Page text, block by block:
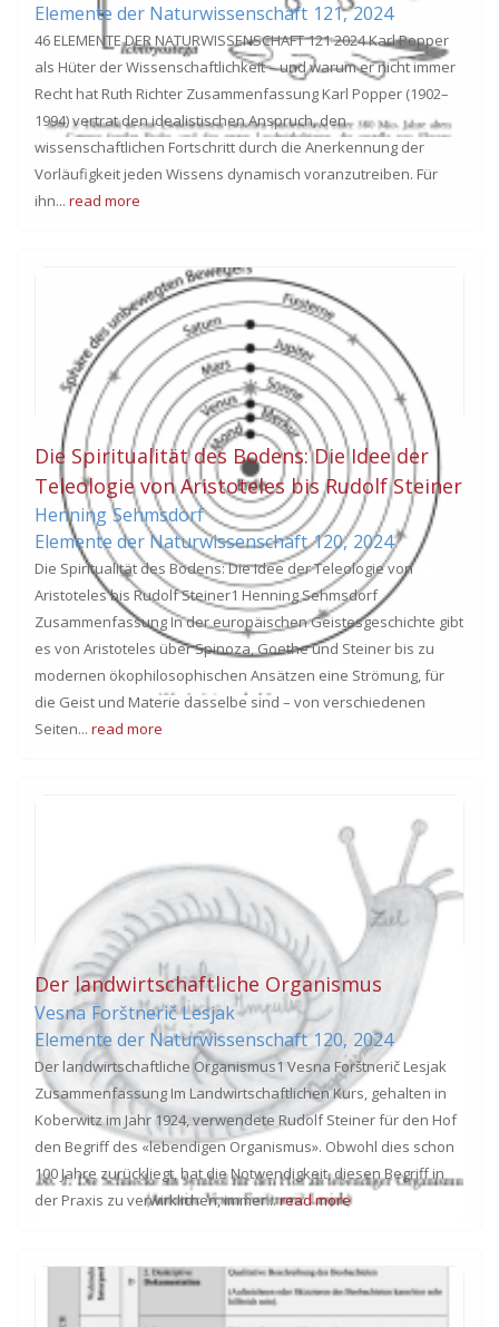
Elemente der Naturwissenschaft 121, 2024
46 ELEMENTE DER NATURWISSENSCHAFT 121 2024 Karl Popper
als Hüter der Wissenschaftlichkeit – und warum er nicht immer
Recht hat Ruth Richter Zusammenfassung Karl Popper (1902–
1994) vertrat den idealistischen Anspruch, den
wissenschaftlichen Fortschritt durch die Anerkennung der
Vorläufigkeit jeden Wissens dynamisch voranzutreiben. Für
ihn... read more
Die Spiritualität des Bodens: Die Idee der
Teleologie von Aristoteles bis Rudolf Steiner
Henning Sehmsdorf
Elemente der Naturwissenschaft 120, 2024
Die Spiritualität des Bodens: Die Idee der Teleologie von
Aristoteles bis Rudolf Steiner1 Henning Sehmsdorf
Zusammenfassung In der europäischen Geistesgeschichte gibt
es von Aristoteles über Spinoza, Goethe und Steiner bis zu
modernen ökophilosophischen Ansätzen eine Strömung, für
die Geist und Materie dasselbe sind – von verschiedenen
Seiten... read more
Der landwirtschaftliche Organismus
Vesna Forštnerič Lesjak
Elemente der Naturwissenschaft 120, 2024
Der landwirtschaftliche Organismus1 Vesna Forštnerič Lesjak
Zusammenfassung Im Landwirtschaftlichen Kurs, gehalten in
Koberwitz im Jahr 1924, verwendete Rudolf Steiner für den Hof
den Begriff des «lebendigen Organismus». Obwohl dies schon
100 Jahre zurückliegt, hat die Notwendigkeit, diesen Begriff in
der Praxis zu verwirklichen, immer...read more